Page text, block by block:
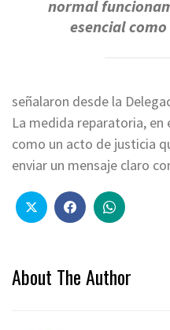
normal
esencial como
señalaron desde la
La medida reparatoria,
como un acto de justicia
enviar un mensaje claro
About The Author